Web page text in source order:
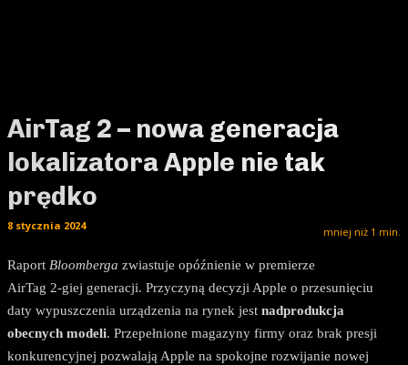
AirTag 2 – nowa generacja
lokalizatora Apple nie tak
prędko
mniej niż 1 min.
8 stycznia 2024
Raport Bloomberga zwiastuje opóźnienie w premierze
AirTag 2-giej generacji. Przyczyną decyzji Apple o przesunięciu
daty wypuszczenia urządzenia na rynek jest nadprodukcja
obecnych modeli. Przepełnione magazyny firmy oraz brak presji
konkurencyjnej pozwalają Apple na spokojne rozwijanie nowej